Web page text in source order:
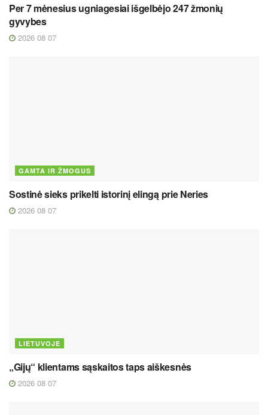
Per 7 mėnesius ugniagesiai išgelbėjo 247 žmonių
gyvybes
2026 08 07
GAMTA IR ŽMOGUS
Sostinė sieks prikelti istorinį elingą prie Neries
2026 08 07
LIETUVOJE
„Gijų“ klientams sąskaitos taps aiškesnės
2026 08 07